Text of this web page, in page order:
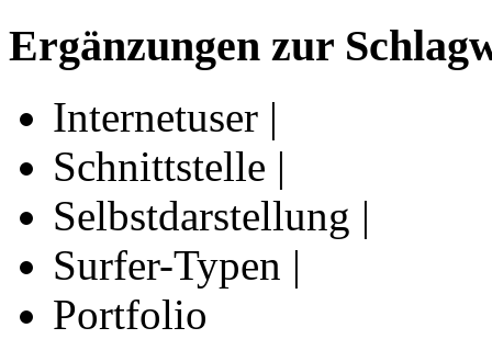
Ergänzungen zur
Internetuser |
Schnittstelle |
Selbstdarstellung |
Surfer-Typen |
Portfolio